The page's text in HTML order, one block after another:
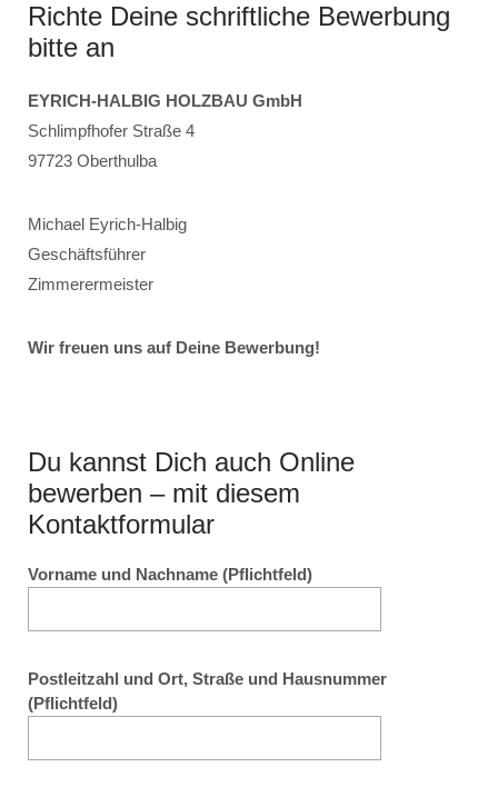
Richte Deine schriftliche Bewerbung
bitte an
EYRICH-HALBIG HOLZBAU GmbH
Schlimpfhofer Straße 4
97723 Oberthulba
Michael Eyrich-Halbig
Geschäftsführer
Zimmerermeister
Wir freuen uns auf Deine Bewerbung!
Du kannst Dich auch Online
bewerben – mit diesem
Kontaktformular
Vorname und Nachname (Pflichtfeld)
Postleitzahl und Ort, Straße und Hausnummer
(Pflichtfeld)